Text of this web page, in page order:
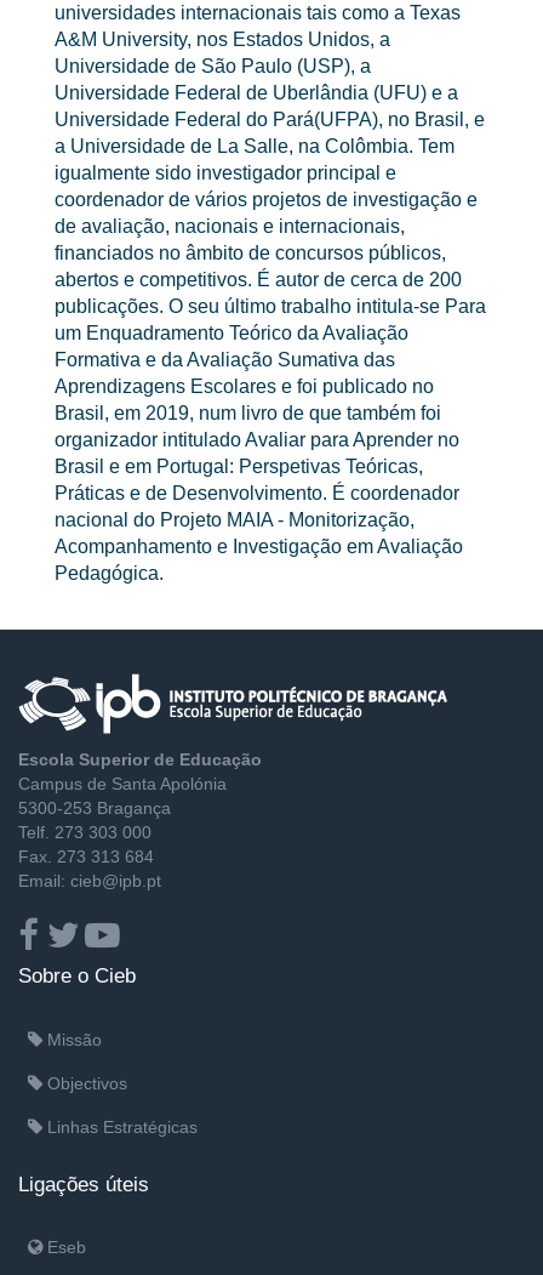
universidades internacionais tais como a Texas
A&M University, nos Estados Unidos, a
Universidade de São Paulo (USP), a
Universidade Federal de Uberlândia (UFU) e a
Universidade Federal do Pará(UFPA), no Brasil, e
a Universidade de La Salle, na Colômbia. Tem
igualmente sido investigador principal e
coordenador de vários projetos de investigação e
de avaliação, nacionais e internacionais,
financiados no âmbito de concursos públicos,
abertos e competitivos. É autor de cerca de 200
publicações. O seu último trabalho intitula-se Para
um Enquadramento Teórico da Avaliação
Formativa e da Avaliação Sumativa das
Aprendizagens Escolares e foi publicado no
Brasil, em 2019, num livro de que também foi
organizador intitulado Avaliar para Aprender no
Brasil e em Portugal: Perspetivas Teóricas,
Práticas e de Desenvolvimento. É coordenador
nacional do Projeto MAIA - Monitorização,
Acompanhamento e Investigação em Avaliação
Pedagógica.
Escola Superior de Educação
Campus de Santa Apolónia
5300-253 Bragança
Telf. 273 303 000
Fax. 273 313 684
Email: cieb@ipb.pt
Sobre o Cieb
Missão
Objectivos
Linhas Estratégicas
Ligações úteis
Eseb